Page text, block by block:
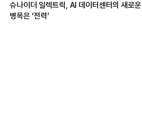
슈나이더 일렉트릭, AI 데이터센터의 새로운
병목은 ‘전력’